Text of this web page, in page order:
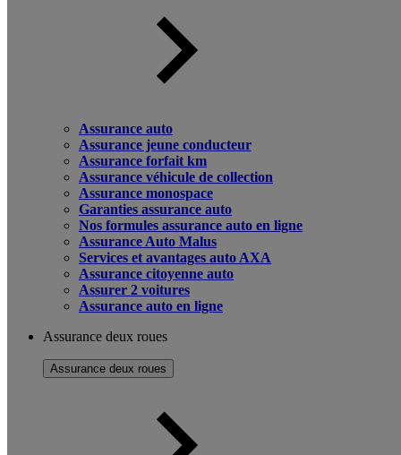
Assurance auto
Assurance jeune conducteur
Assurance forfait km
Assurance véhicule de collection
Assurance monospace
Garanties assurance auto
Nos formules assurance auto en ligne
Assurance Auto Malus
Services et avantages auto AXA
Assurance citoyenne auto
Assurer 2 voitures
Assurance auto en ligne
Assurance deux roues
Assurance deux roues